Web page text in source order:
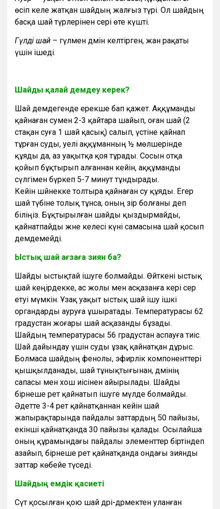
өсіп келе жатқан шайдың жалғыз түрі. Ол шайдың
басқа шай түрлерінен әсері өте күшті.
Гүлді шай – гүлмен дәмін келтірген, жан рақаты
үшін ішеді.
Шайды қалай демдеу керек?
Шай демдегенде ерекше бап қажет. Аққұманды
қайнаған сумен 2-3 қайтара шайып, оған шай (2
стақан суға 1 шай қасық) салып, үстіне қайнап
тұрған суды, әуелі аққұманның ½ мөлшерінде
құяды да, аз уақытқа қоя тұрады. Сосын отқа
қойып бұқтырып алғаннан кейін, аққұманды
сүлгімен бүркеп 5-7 минут тұндырады.
Кейін шәйнекке толтыра қайнаған су құяды. Егер
шай түбіне толық тұнса, оның әзір болғаны деп
біліңіз. Бұқтырылған шайды қыздырмайды,
қайнатпайды және келесі күні самасына шай қосып
демдемейді.
Ыстық шай ағзаға зиян ба?
Шайды ыстықтай ішуге болмайды. Өйткені ыстық
шай кеңірдекке, ас жолы мен асқазанға кері әсер
етуі мүмкін. Ұзақ уақыт ыстық шай ішу ішкі
органдарды ауруға ұшыратады. Температурасы 62
градустан жоғары шай асқазанды бұзады.
Шайдың температурасы 56 градустан аспауға тиіс.
Шай дайындау үшін суды ұзақ қайнатқан дұрыс.
Болмаса шайдың фенолы, эфирлік компоненттері
қышқылданады, шай тұнықтығынан, дәмінің
сапасы мен хош иісінен айырылады. Шайды
бірнеше рет қайнатып ішуге мүлде болмайды.
Әдетте 3-4 рет қайнатқаннан кейін шай
жапырақтарында пайдалы заттардың 50 пайызы,
екінші қайнатқанда 30 пайызы қалады. Осылайша
оның құрамындағы пайдалы элементтер біртіндеп
азайып, бірнеше рет қайнатқанда ондағы зиянды
заттар көбейе түседі.
Шайдың емдік қасиеті
Сүт қосылған қою шай дәрі-дәрмектен уланған